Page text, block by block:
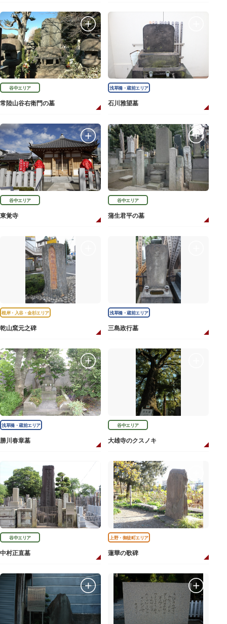
谷中エリア
常陸山谷右衛門の墓
浅草橋・蔵前エリア
石川雅望墓
谷中エリア
東覚寺
谷中エリア
蒲生君平の墓
根岸・入谷・金杉エリア
乾山窯元之碑
浅草橋・蔵前エリア
三島政行墓
浅草橋・蔵前エリア
勝川春章墓
谷中エリア
大雄寺のクスノキ
谷中エリア
中村正直墓
上野・御徒町エリア
蓮華の歌碑